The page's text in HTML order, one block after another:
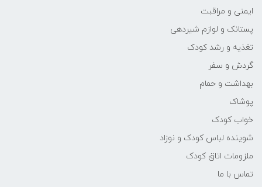
ایمنی و مراقبت
پستانک و لوازم شیردهی
تغذیه و رشد کودک
گردش و سفر
بهداشت و حمام
پوشاک
خواب کودک
شوینده لباس کودک و نوزاد
ملزومات اتاق کودک
تماس با ما